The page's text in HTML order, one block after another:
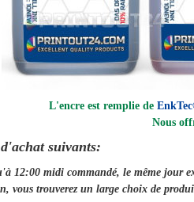
L'encre est remplie de
Nous
suivants:
12:00 midi commandé, le même jour
vous trouverez un large choix de